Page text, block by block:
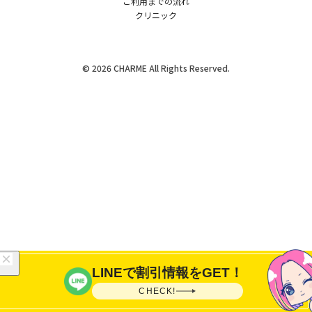
LINEで割引情報をGET！
CHECK!
クリニック
© 2026 CHARME All Rights Reserved.